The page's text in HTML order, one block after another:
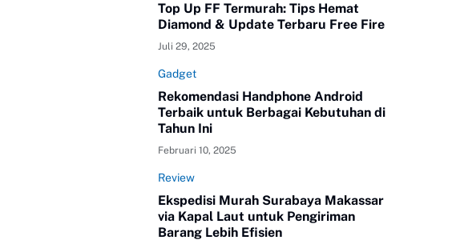
Top Up FF Termurah: Tips Hemat
Diamond & Update Terbaru Free Fire
Juli 29, 2025
Gadget
Rekomendasi Handphone Android
Terbaik untuk Berbagai Kebutuhan di
Tahun Ini
Februari 10, 2025
Review
Ekspedisi Murah Surabaya Makassar
via Kapal Laut untuk Pengiriman
Barang Lebih Efisien